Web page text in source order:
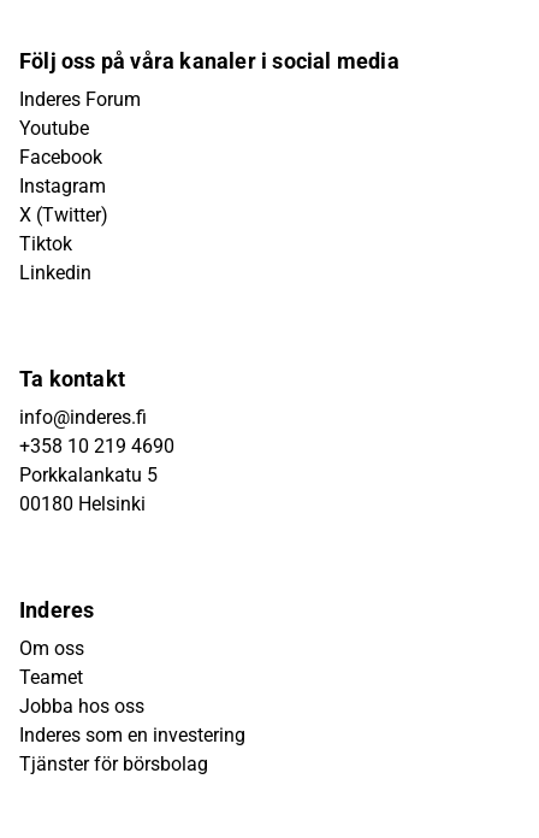
Följ oss på våra kanaler i social media
Inderes Forum
Youtube
Facebook
Instagram
X (Twitter)
Tiktok
Linkedin
Ta kontakt
info@inderes.fi
+358 10 219 4690
Porkkalankatu 5
00180 Helsinki
Inderes
Om oss
Teamet
Jobba hos oss
Inderes som en investering
Tjänster för börsbolag